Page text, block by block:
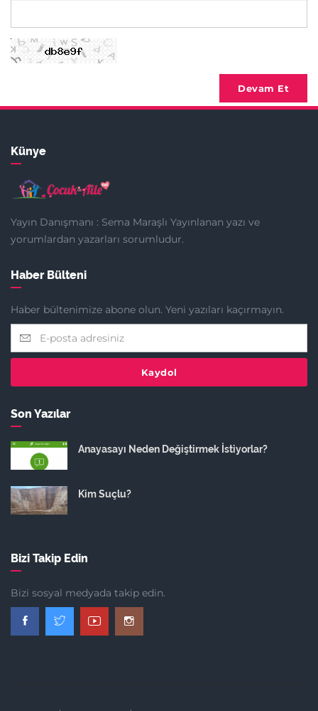
Devam Et
Künye
Yayın Danışmanı : Sema Maraşlı Yayınlanan yazı ve
yorumlardan yazarları sorumludur.
Haber Bülteni
Haber bültenimize abone olun. Yeni yazıları kaçırmayın.
Kaydol
Son Yazılar
Anayasayı Neden Değiştirmek İstiyorlar?
Kim Suçlu?
Bizi Takip Edin
Bizi sosyal medyada takip edin.